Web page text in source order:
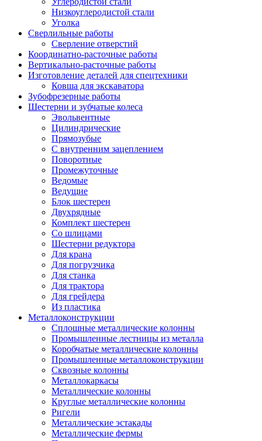
Низкоуглеродистой стали
Уголка
Сверлильные работы
Сверление отверстий
Координатно-расточные работы
Вертикально-расточные работы
Изготовление деталей для спецтехники
Ковша для экскаватора
Зубофрезерные работы
Шестерни и зубчатые колеса
Эвольвентные
Цилиндрические
Прямозубые
С внутренним зацеплением
Поворотные
Промежуточные
Ведомые
Ведущие
Блок шестерен
Двухрядные
Комплект шестерен
Со шлицами
Шестерни редуктора
Для крана
Для погрузчика
Для станка
Для трактора
Для грейдера
Из пластика
Металлоконструкции
Сплошные металлические колонны
Промышленные лестницы из металла
Коробчатые металлические колонны
Промышленные металлоконструкции
Сквозные колонны
Металлокаркасы
Металлические колонны
Круглые металлические колонны
Ригели
Металлические эстакады
Металлические фермы